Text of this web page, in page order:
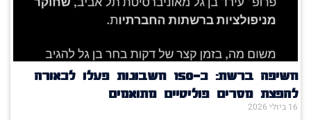
חשיפה ברשת: כ־150 חשבונות פעלו לכאורה
להפצת מסרים פוליטיים מתואמים
16 ביולי 2026